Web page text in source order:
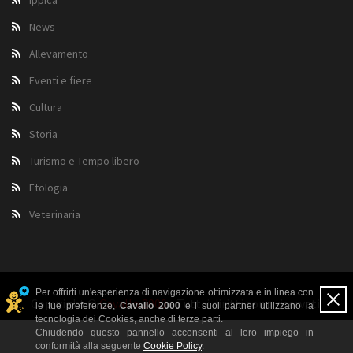
News
Allevamento
Eventi e fiere
Cultura
Storia
Turismo e Tempo libero
Etologia
Veterinaria
Copyright ©Cavallo 2000- Tutti i diritti sono riservati.
Per offrirti un'esperienza di navigazione ottimizzata e in linea con
le tue preferenze,Cavallo 2000e i suoi partner utilizzano la
tecnologia dei Cookies, anche di terze parti.
Chiudendo questo pannello acconsenti al loro impiego in
conformità alla seguente Cookie Policy.